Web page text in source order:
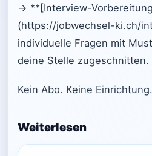
→ **[Interview-
(https://jobwechsel-ki.ch/
individuelle Fragen mit
deine Stelle zugeschnitten.
Kein Abo. Keine
Weiterlesen